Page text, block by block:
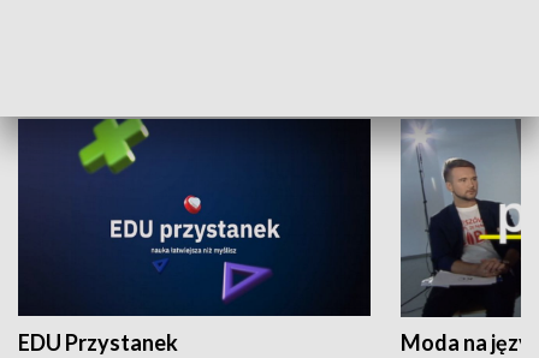
EDU Przystanek Moda na